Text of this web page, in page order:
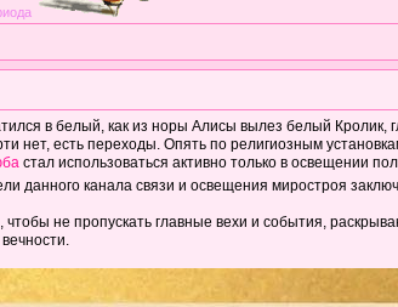
в белый, как из норы Алисы вылез белый
нет, есть переходы. Опять по религиозным
стал использоваться активно только в освещении
данного канала связи и освещения миростроя
чтобы не пропускать главные вехи и события,